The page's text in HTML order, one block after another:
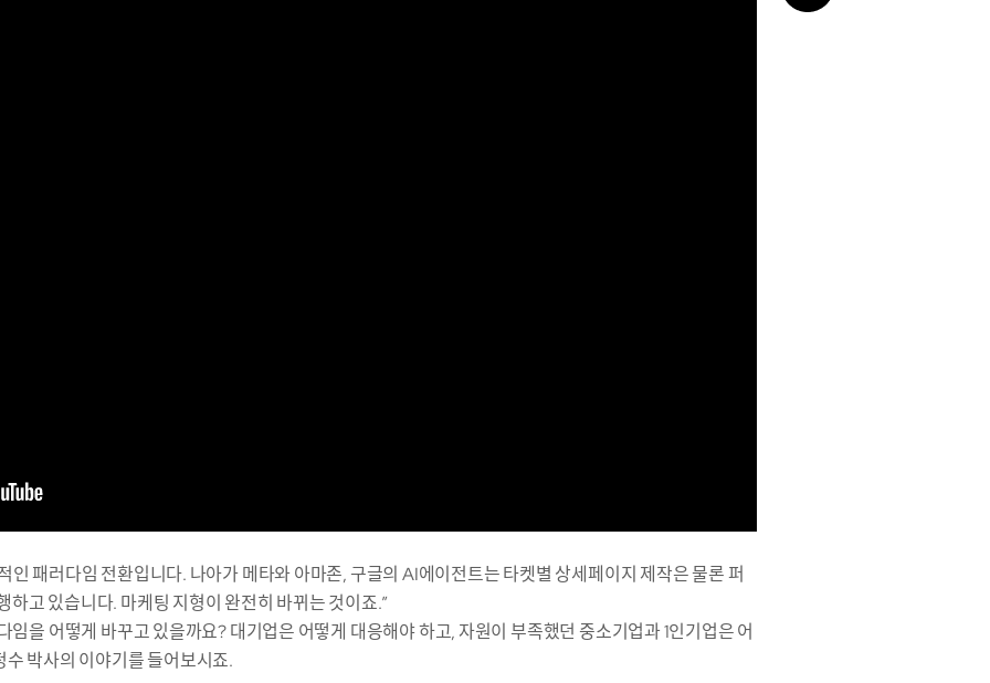
인 패러다임 전환입니다. 나아가 메타와 아마존, 구글의 AI에이전트는 타켓별 상세페이지 제작은 물론 퍼
고 있습니다. 마케팅 지형이 완전히 바뀌는 것이죠.”
을 어떻게 바꾸고 있을까요? 대기업은 어떻게 대응해야 하고, 자원이 부족했던 중소기업과 1인기업은 어
박사의 이야기를 들어보시죠.